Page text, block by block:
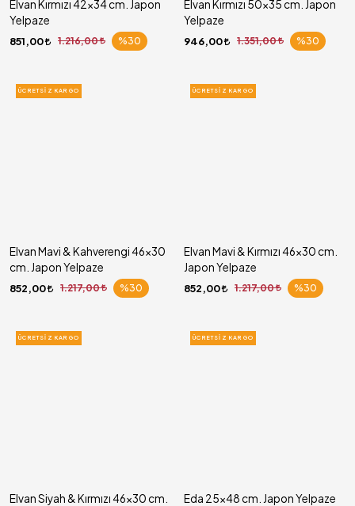
Elvan Kırmızı 42x34 cm. Japon
Yelpaze
851,00 1.216,00 %30
Elvan Kırmızı 50x35 cm. Japon
Yelpaze
946,00 1.351,00 %30
ÜCRETSIZ KARGO
Elvan Mavi & Kahverengi 46x30
cm. Japon Yelpaze
852,00 1.217,00 %30
ÜCRETSIZ KARGO
Elvan Mavi & Kırmızı 46x30 cm.
Japon Yelpaze
852,00 1.217,00 %30
ÜCRETSIZ KARGO
Elvan Siyah & Kırmızı 46x30 cm.
ÜCRETSIZ KARGO
Eda 25x48 cm. Japon Yelpaze